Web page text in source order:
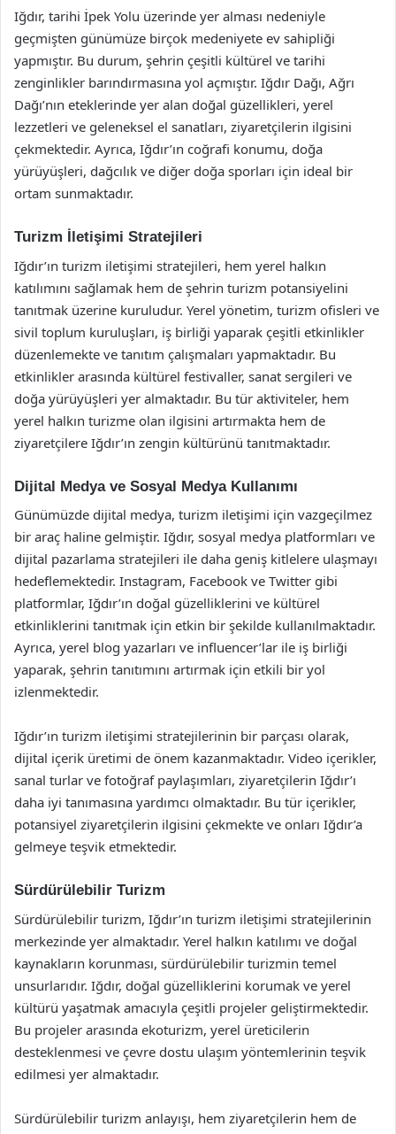
Iğdır, tarihi İpek Yolu üzerinde yer alması nedeniyle
geçmişten günümüze birçok medeniyete ev sahipliği
yapmıştır. Bu durum, şehrin çeşitli kültürel ve tarihi
zenginlikler barındırmasına yol açmıştır. Iğdır Dağı, Ağrı
Dağı’nın eteklerinde yer alan doğal güzellikleri, yerel
lezzetleri ve geleneksel el sanatları, ziyaretçilerin ilgisini
çekmektedir. Ayrıca, Iğdır’ın coğrafi konumu, doğa
yürüyüşleri, dağcılık ve diğer doğa sporları için ideal bir
ortam sunmaktadır.
Turizm İletişimi Stratejileri
Iğdır’ın turizm iletişimi stratejileri, hem yerel halkın
katılımını sağlamak hem de şehrin turizm potansiyelini
tanıtmak üzerine kuruludur. Yerel yönetim, turizm ofisleri ve
sivil toplum kuruluşları, iş birliği yaparak çeşitli etkinlikler
düzenlemekte ve tanıtım çalışmaları yapmaktadır. Bu
etkinlikler arasında kültürel festivaller, sanat sergileri ve
doğa yürüyüşleri yer almaktadır. Bu tür aktiviteler, hem
yerel halkın turizme olan ilgisini artırmakta hem de
ziyaretçilere Iğdır’ın zengin kültürünü tanıtmaktadır.
Dijital Medya ve Sosyal Medya Kullanımı
Günümüzde dijital medya, turizm iletişimi için vazgeçilmez
bir araç haline gelmiştir. Iğdır, sosyal medya platformları ve
dijital pazarlama stratejileri ile daha geniş kitlelere ulaşmayı
hedeflemektedir. Instagram, Facebook ve Twitter gibi
platformlar, Iğdır’ın doğal güzelliklerini ve kültürel
etkinliklerini tanıtmak için etkin bir şekilde kullanılmaktadır.
Ayrıca, yerel blog yazarları ve influencer’lar ile iş birliği
yaparak, şehrin tanıtımını artırmak için etkili bir yol
izlenmektedir.
Iğdır’ın turizm iletişimi stratejilerinin bir parçası olarak,
dijital içerik üretimi de önem kazanmaktadır. Video içerikler,
sanal turlar ve fotoğraf paylaşımları, ziyaretçilerin Iğdır’ı
daha iyi tanımasına yardımcı olmaktadır. Bu tür içerikler,
potansiyel ziyaretçilerin ilgisini çekmekte ve onları Iğdır’a
gelmeye teşvik etmektedir.
Sürdürülebilir Turizm
Sürdürülebilir turizm, Iğdır’ın turizm iletişimi stratejilerinin
merkezinde yer almaktadır. Yerel halkın katılımı ve doğal
kaynakların korunması, sürdürülebilir turizmin temel
unsurlarıdır. Iğdır, doğal güzelliklerini korumak ve yerel
kültürü yaşatmak amacıyla çeşitli projeler geliştirmektedir.
Bu projeler arasında ekoturizm, yerel üreticilerin
desteklenmesi ve çevre dostu ulaşım yöntemlerinin teşvik
edilmesi yer almaktadır.
Sürdürülebilir turizm anlayışı, hem ziyaretçilerin hem de